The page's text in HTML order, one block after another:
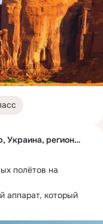
Новостной портал Украины. Мир, Украина, регионы, б
полётов на
аппарат, который